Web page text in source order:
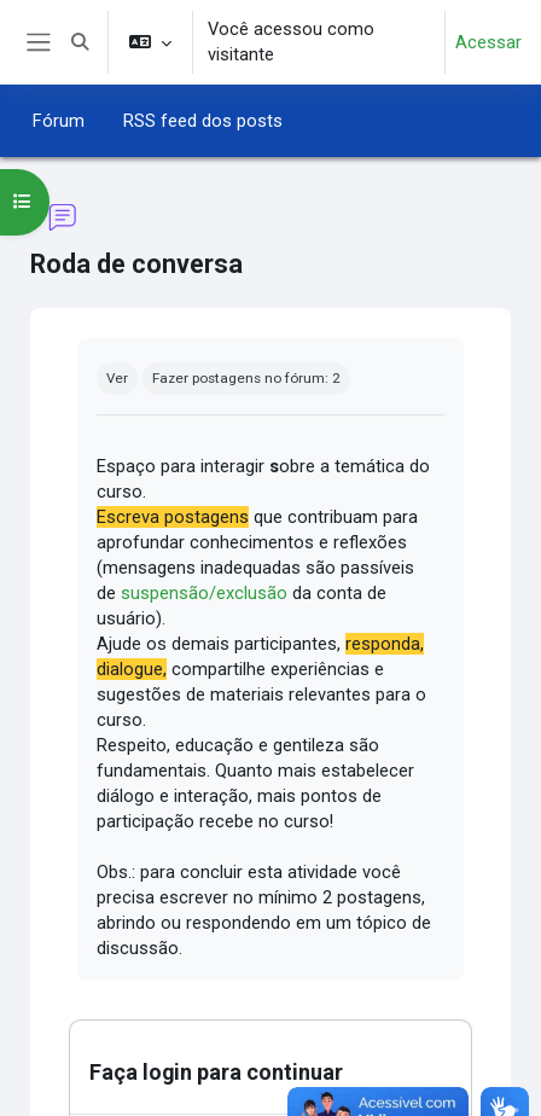
Ir para o conteúdo principal
Alternar entrada de pesquisa
Você acessou como
visitante
Acessar
Fórum RSS feed dos posts
Roda de conversa
Abrir índice do curso
Ver Fazer postagens no fórum: 2
Espaço para interagir sobre a temática do
curso.
Escreva postagens que contribuam para
aprofundar conhecimentos e reflexões
(mensagens inadequadas são passíveis
desuspensão/exclusão da conta de
usuário).
Ajude os demais participantes,responda,
dialogue, compartilhe experiências e
sugestões de materiais relevantes para o
curso.
Respeito, educação e gentileza são
fundamentais.Quanto mais estabelecer
diálogo e interação, mais pontos de
participação recebe no curso!
Obs.: para concluir esta atividade você
precisa escrever no mínimo 2 postagens,
abrindo ou respondendo em um tópico de
discussão.
Faça login para continuar